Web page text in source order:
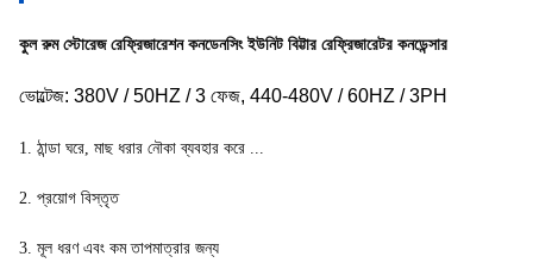
কুল রুম স্টোরেজ রেফ্রিজারেশন কনডেনসিং ইউনিট বিট্টার রেফ্রিজারেটর কনডেন্সার
ভোল্টেজ: 380V / 50HZ / 3 ফেজ, 440-480V / 60HZ / 3PH
1. ঠান্ডা ঘরে, মাছ ধরার নৌকা ব্যবহার করে ...
2. প্রয়োগ বিস্তৃত
3. মূল ধরণ এবং কম তাপমাত্রার জন্য